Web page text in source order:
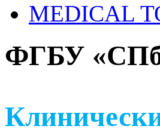
MEDICAL
ФГБУ